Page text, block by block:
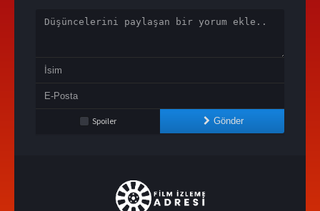
Spoiler Gönder